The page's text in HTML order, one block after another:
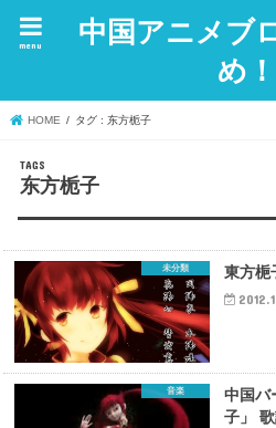
中国アニメブ
め！
menu
HOME タグ : 东方栀子
东方栀子
未分類 東方梔
音楽
中国バ
子」